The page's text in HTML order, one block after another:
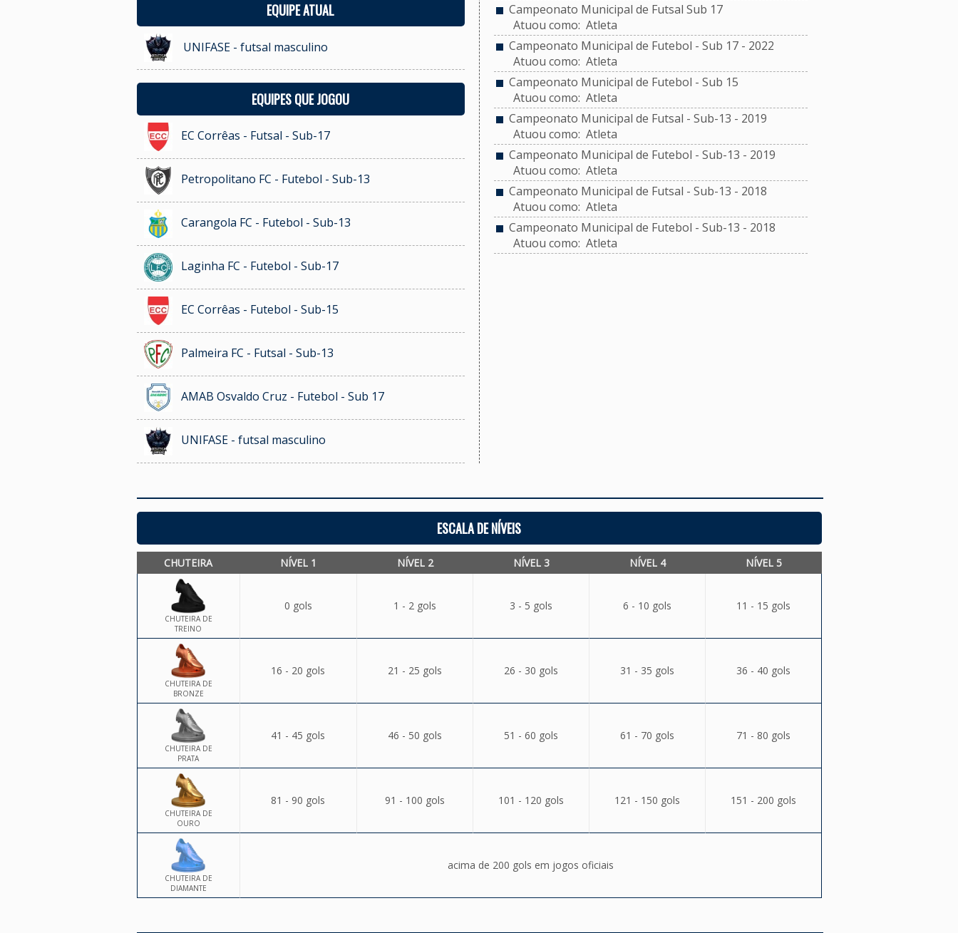
EQUIPE ATUAL
UNIFASE - futsal masculino
EQUIPES QUE JOGOU
EC Corrêas - Futsal - Sub-17
Petropolitano FC - Futebol - Sub-13
Carangola FC - Futebol - Sub-13
Laginha FC - Futebol - Sub-17
EC Corrêas - Futebol - Sub-15
Palmeira FC - Futsal - Sub-13
AMAB Osvaldo Cruz - Futebol - Sub 17
UNIFASE - futsal masculino
Campeonato Municipal de Futsal Sub 17
Atuou como: Atleta
Campeonato Municipal de Futebol - Sub 17 - 2022
Atuou como: Atleta
Campeonato Municipal de Futebol - Sub 15
Atuou como: Atleta
Campeonato Municipal de Futsal - Sub-13 - 2019
Atuou como: Atleta
Campeonato Municipal de Futebol - Sub-13 - 2019
Atuou como: Atleta
Campeonato Municipal de Futsal - Sub-13 - 2018
Atuou como: Atleta
Campeonato Municipal de Futebol - Sub-13 - 2018
Atuou como: Atleta
ESCALA DE NÍVEIS
CHUTEIRA NÍVEL 1 NÍVEL 2 NÍVEL 3 NÍVEL 4 NÍVEL 5
CHUTEIRA DE
TREINO
0 gols 1 - 2 gols 3 - 5 gols 6 - 10 gols 11 - 15 gols
CHUTEIRA DE
BRONZE
16 - 20 gols 21 - 25 gols 26 - 30 gols 31 - 35 gols 36 - 40 gols
CHUTEIRA DE
PRATA
41 - 45 gols 46 - 50 gols 51 - 60 gols 61 - 70 gols 71 - 80 gols
CHUTEIRA DE
OURO
81 - 90 gols 91 - 100 gols 101 - 120 gols 121 - 150 gols 151 - 200 gols
CHUTEIRA DE
DIAMANTE
acima de 200 gols em jogos oficiais